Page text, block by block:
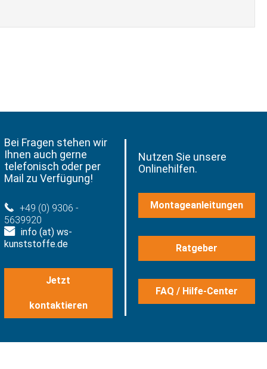
Bei Fragen stehen wir
Ihnen auch gerne
telefonisch oder per
Mail zu Verfügung!
+49 (0) 9306 -
5639920
info (at) ws-
kunststoffe.de
Jetzt
kontaktieren
Nutzen Sie unsere
Onlinehilfen.
Montageanleitungen
Ratgeber
FAQ / Hilfe-Center